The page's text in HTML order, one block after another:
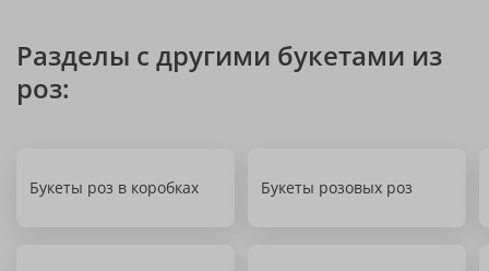
Разделы с другими букетами из
роз:
Букеты роз в коробках Букеты розовых роз